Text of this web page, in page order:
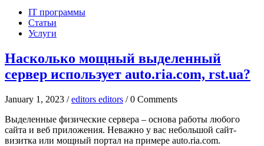
IT программы
Статьи
Услуги
Насколько мощный выделенный
сервер использует auto.ria.com, rst.ua?
January 1, 2023 /editors editors / 0 Comments
Выделенные физические сервера – основа работы любого
сайта и веб приложения. Неважно у вас небольшой сайт-
визитка или мощный портал на примере auto.ria.com.